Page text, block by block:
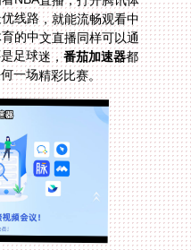
线路，就能流畅观看中
的话，爱奇艺体育的中文直播同样可以通
足球迷，番茄加速器都
一场精彩比赛。